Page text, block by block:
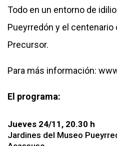
Todo en un entorno de
Pueyrredón y el centenario
Precursor.
Para más información:
El programa:
Jueves 24/11, 20.30 h
Jardines del Museo